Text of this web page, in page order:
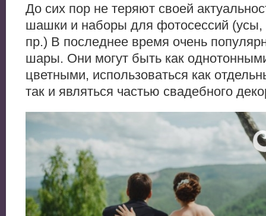
До сих пор не теряют своей
шашки и наборы для фотосессий (усы,
пр.) В последнее время очень
шары. Они могут быть как
цветными, использоваться как
так и являться частью свадебного